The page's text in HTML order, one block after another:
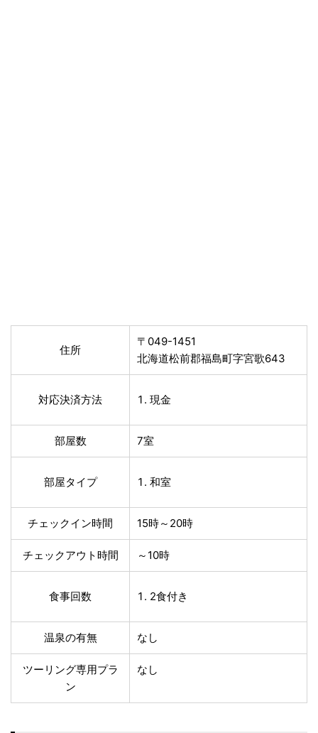
住所
〒049-1451
北海道松前郡福島町字宮歌643
対応決済方法 現金
部屋数 7室
部屋タイプ 和室
チェックイン時間 15時～20時
チェックアウト時間 ～10時
食事回数 2食付き
温泉の有無 なし
ツーリング専用プラ
ン
なし